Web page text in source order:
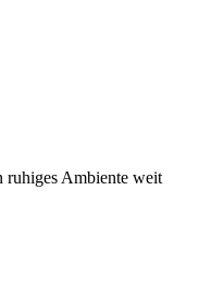
ruhiges Ambiente weit